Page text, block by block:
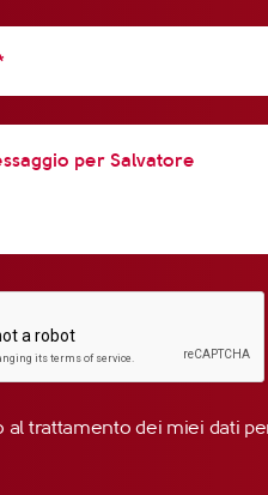
al trattamento dei miei dati